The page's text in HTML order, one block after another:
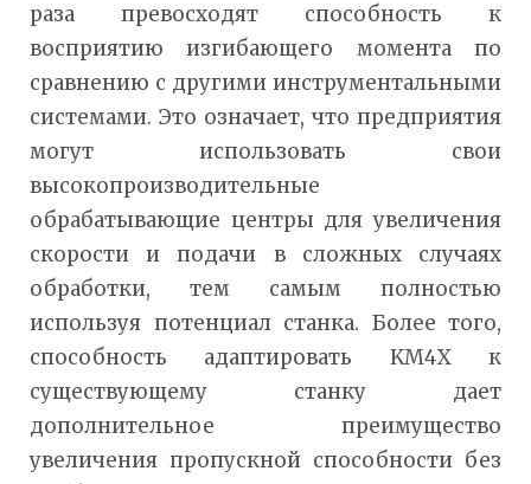
раза превосходят способность к
восприятию изгибающего момента по
сравнению с другими инструментальными
системами. Это означает, что предприятия
могут использовать свои
высокопроизводительные
обрабатывающие центры для увеличения
скорости и подачи в сложных случаях
обработки, тем самым полностью
используя потенциал станка. Более того,
способность адаптировать KM4X к
существующему станку дает
дополнительное преимущество
увеличения пропускной способности без